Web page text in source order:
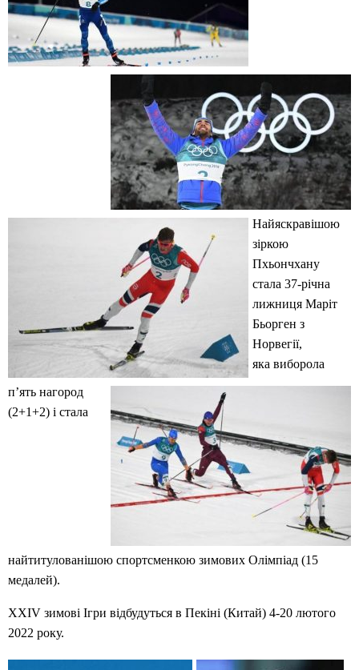
Найяскравішою
зіркою
Пхьончхану
стала 37-річна
лижниця Маріт
Бьорген з
Норвегії,
яка виборола
п’ять нагород
(2+1+2) і стала
найтитулованішою спортсменкою зимових Олімпіад (15
медалей).
XXIV зимові Ігри відбудуться в Пекіні (Китай) 4-20 лютого
2022 року.